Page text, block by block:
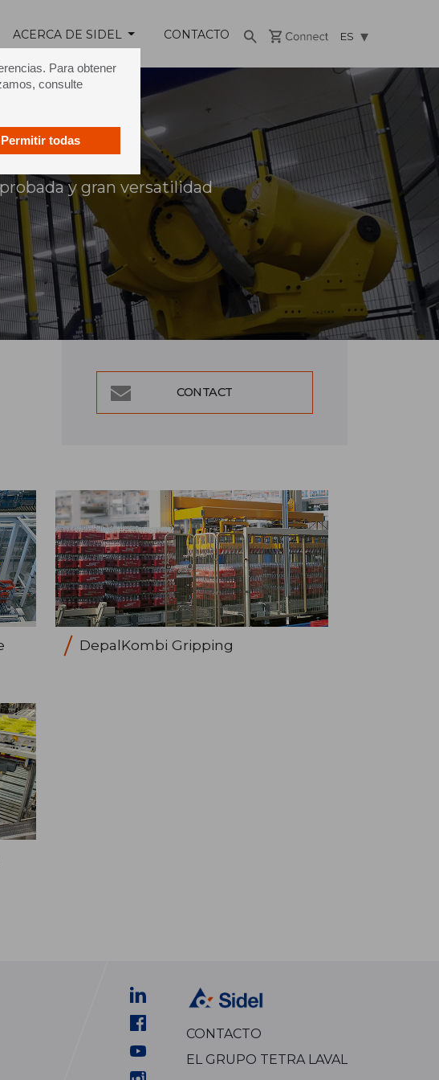
Para obtener
consulte
Permitir todas
ACERCA DE SIDEL CONTACTO ES
y gran versatilidad
CONTACT
DepalKombi Gripping
CONTACTO
EL GRUPO TETRA LAVAL